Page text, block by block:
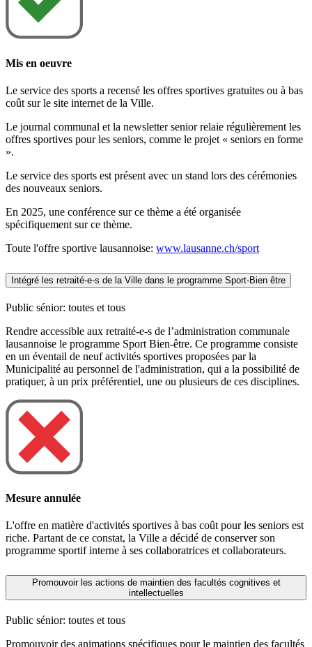
Mis en oeuvre
Le service des sports a recensé les offres sportives gratuites ou à bas
coût sur le site internet de la Ville.
Le journal communal et la newsletter senior relaie régulièrement les
offres sportives pour les seniors, comme le projet « seniors en forme
».
Le service des sports est présent avec un stand lors des cérémonies
des nouveaux seniors.
En 2025, une conférence sur ce thème a été organisée
spécifiquement sur ce thème.
Toute l'offre sportive lausannoise: www.lausanne.ch/sport
Intégré les retraité-e-s de la Ville dans le programme Sport-Bien être
Public sénior: toutes et tous
Rendre accessible aux retraité-e-s de l’administration communale
lausannoise le programme Sport Bien-être. Ce programme consiste
en un éventail de neuf activités sportives proposées par la
Municipalité au personnel de l'administration, qui a la possibilité de
pratiquer, à un prix préférentiel, une ou plusieurs de ces disciplines.
Mesure annulée
L'offre en matière d'activités sportives à bas coût pour les seniors est
riche. Partant de ce constat, la Ville a décidé de conserver son
programme sportif interne à ses collaboratrices et collaborateurs.
Promouvoir les actions de maintien des facultés cognitives et
intellectuelles
Public sénior: toutes et tous
Promouvoir des animations spécifiques pour le maintien des facultés